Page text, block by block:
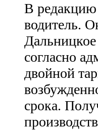
В редакцию
водитель.
согласно
двойной
срока.